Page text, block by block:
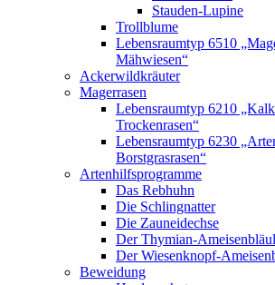
Stauden-Lupine
Trollblume
Lebensraumtyp 6510
Mähwiesen“
Ackerwildkräuter
Magerrasen
Lebensraumtyp 6210
Trockenrasen“
Lebensraumtyp 6230
Borstgrasrasen“
Artenhilfsprogramme
Das Rebhuhn
Die Schlingnatter
Die Zauneidechse
Der Thymian-
Der Wiesenknopf-
Beweidung